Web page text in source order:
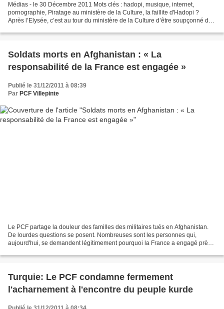
Médias - le 30 Décembre 2011 Mots clés : hadopi, musique, internet,
pornographie, Piratage au ministère de la Culture, la faillite d'Hadopi ?
Après l’Elysée, c’est au tour du ministère de la Culture d’être soupçonné de
Soldats morts en Afghanistan : « La
responsabilité de la France est engagée »
Publié le 31/12/2011 à 08:39
Par PCF Villepinte
Le PCF partage la douleur des familles des militaires tués en Afghanistan.
De lourdes questions se posent. Nombreuses sont les personnes qui,
aujourd'hui, se demandent légitimement pourquoi la France a engagé près
Turquie: Le PCF condamne fermement
l'acharnement à l'encontre du peuple kurde